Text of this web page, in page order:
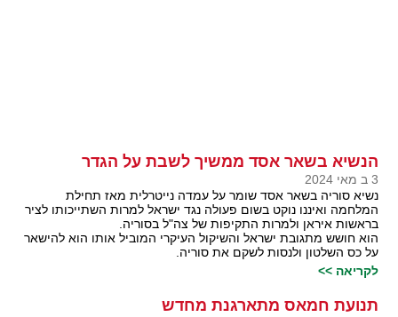
הנשיא בשאר אסד ממשיך לשבת על הגדר
3 ב מאי 2024
נשיא סוריה בשאר אסד שומר על עמדה נייטרלית מאז תחילת
המלחמה ואיננו נוקט בשום פעולה נגד ישראל למרות השתייכותו לציר
בראשות איראן ולמרות התקיפות של צה"ל בסוריה.
הוא חושש מתגובת ישראל והשיקול העיקרי המוביל אותו הוא להישאר
על כס השלטון ולנסות לשקם את סוריה.
לקריאה >>
תנועת חמאס מתארגנת מחדש